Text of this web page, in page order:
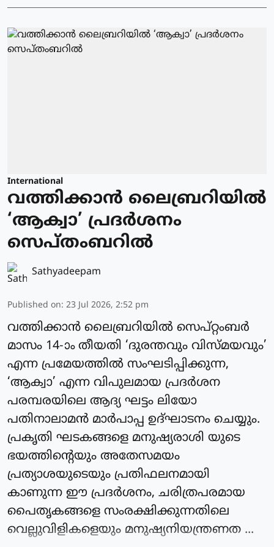
International
വത്തിക്കാന്‍ ലൈബ്രറിയില്‍
‘ആക്വാ’ പ്രദര്‍ശനം
സെപ്തംബറില്‍
Sathyadeepam
Published on: 23 Jul 2026, 2:52 pm
വത്തിക്കാന്‍ ലൈബ്രറിയില്‍ സെപ്റ്റംബര്‍
മാസം 14-ാം തീയതി ‘ദുരന്തവും വിസ്മയവും’
എന്ന പ്രമേയത്തില്‍ സംഘടിപ്പിക്കുന്ന,
‘ആക്വാ’ എന്ന വിപുലമായ പ്രദര്‍ശന
പരമ്പരയിലെ ആദ്യ ഘട്ടം ലിയോ
പതിനാലാമന്‍ മാര്‍പാപ്പ ഉദ്ഘാടനം ചെയ്യും.
പ്രകൃതി ഘടകങ്ങളെ മനുഷ്യരാശി യുടെ
ഭയത്തിന്റെയും അതേസമയം
പ്രത്യാശയുടെയും പ്രതിഫലനമായി
കാണുന്ന ഈ പ്രദര്‍ശനം, ചരിത്രപരമായ
പൈതൃകങ്ങളെ സംരക്ഷിക്കുന്നതിലെ
വെല്ലുവിളികളെയും മനുഷ്യനിയന്ത്രണത ...